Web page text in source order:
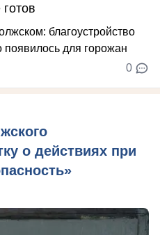
0
о действиях при